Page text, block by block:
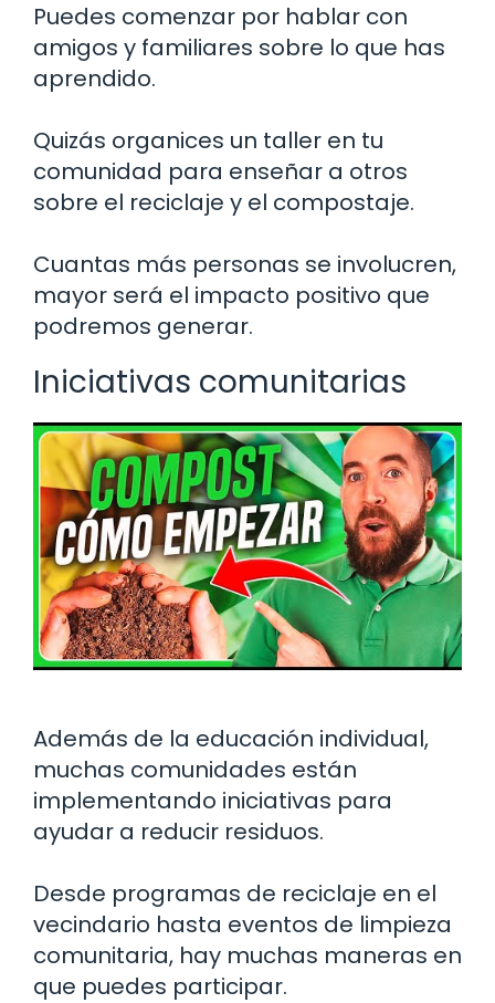
Puedes comenzar por hablar con
amigos y familiares sobre lo que has
aprendido.
Quizás organices un taller en tu
comunidad para enseñar a otros
sobre el reciclaje y el compostaje.
Cuantas más personas se involucren,
mayor será el impacto positivo que
podremos generar.
Iniciativas comunitarias
Además de la educación individual,
muchas comunidades están
implementando iniciativas para
ayudar a reducir residuos.
Desde programas de reciclaje en el
vecindario hasta eventos de limpieza
comunitaria, hay muchas maneras en
que puedes participar.